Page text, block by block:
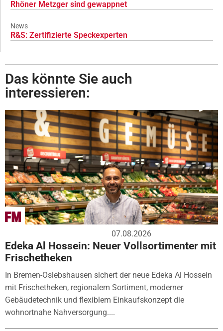
Rhöner Metzger sind gewappnet
News
R&S: Zertifizierte Speckexperten
Das könnte Sie auch
interessieren:
07.08.2026
Edeka Al Hossein: Neuer Vollsortimenter mit
Frischetheken
In Bremen-Oslebshausen sichert der neue Edeka Al Hossein
mit Frischetheken, regionalem Sortiment, moderner
Gebäudetechnik und flexiblem Einkaufskonzept die
wohnortnahe Nahversorgung....